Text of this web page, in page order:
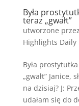
Była
teraz „gwałt”
utworzone przez
Highlights Daily
Była
„gwałt” Janice,
na dzisiaj? J:
udałam się do